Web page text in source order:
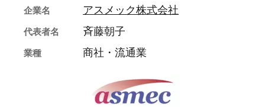
企業名 アスメック株式会社
代表者名 斉藤朝子
業種 商社・流通業